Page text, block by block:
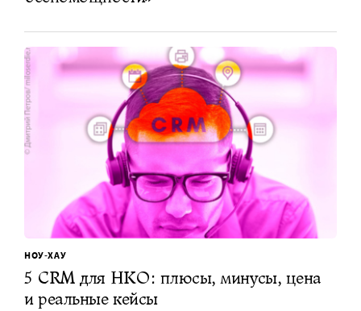
НОУ-ХАУ
5 CRM для НКО: плюсы, минусы, цена
и реальные кейсы